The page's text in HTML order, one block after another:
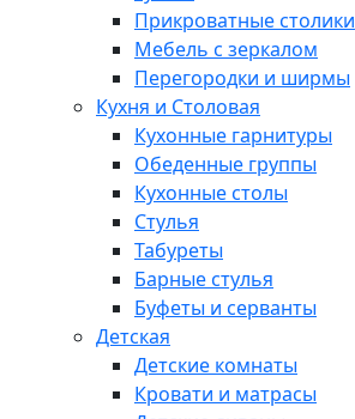
Прикроватные столики
Мебель с зеркалом
Перегородки и ширмы
Кухня и Столовая
Кухонные гарнитуры
Обеденные группы
Кухонные столы
Стулья
Табуреты
Барные стулья
Буфеты и серванты
Детская
Детские комнаты
Кровати и матрасы